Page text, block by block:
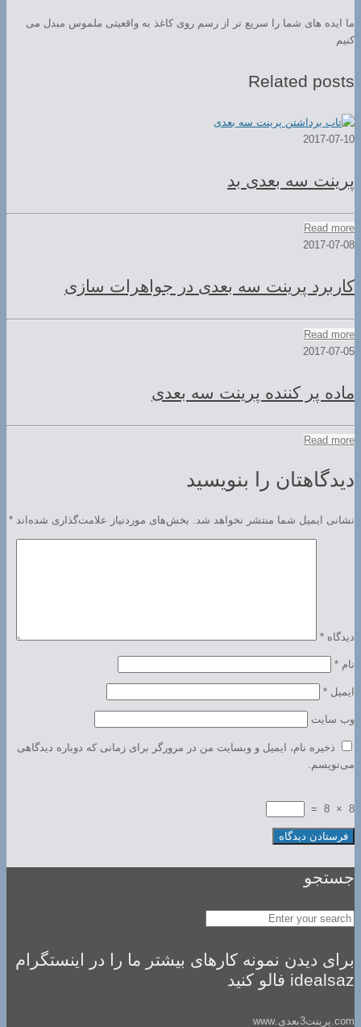
ما ایده های شما را سریع تر از رسم روی کاغذ به واقعیتی ملموس مبدل می
کنیم
Related posts
2017-07-10
پرینت سه بعدی بد
Read more
2017-07-08
کاربرد پرینت سه بعدی در جواهرات سازی
Read more
2017-07-05
ماده پر کننده پرینت سه بعدی
Read more
دیدگاهتان را بنویسید
نشانی ایمیل شما منتشر نخواهد شد. بخش‌های موردنیاز علامت‌گذاری شده‌اند *
دیدگاه *
نام *
ایمیل *
وب‌ سایت
ذخیره نام، ایمیل و وبسایت من در مرورگر برای زمانی که دوباره دیدگاهی
می‌نویسم.
8
×
8
=
جستجو
برای دیدن نمونه کارهای بیشتر ما را در اینستگرام
idealsaz فالو کنید
com.پرینت3بعدی.www